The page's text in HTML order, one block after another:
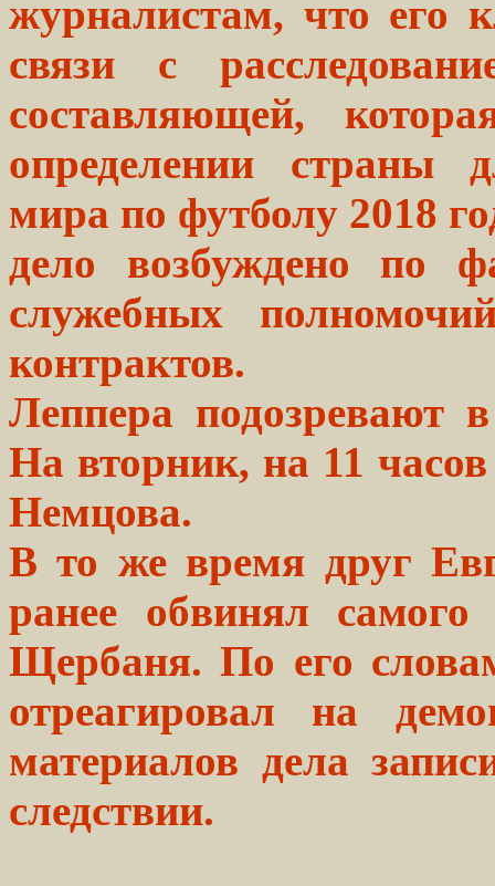
журналистам, что
связи с
составляющей,
определении страны
мира по футболу 2018
дело возбуждено по
служебных
контрактов.
Леппера подозревают
На вторник, на 11
Немцова.
В то же время друг
ранее обвинял
Щербаня. По его
отреагировал на
материалов дела
следствии.